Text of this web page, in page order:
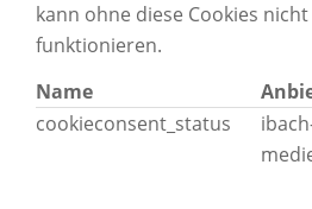
kann ohne diese Cookies
funktionieren.
Name
cookieconsent_status